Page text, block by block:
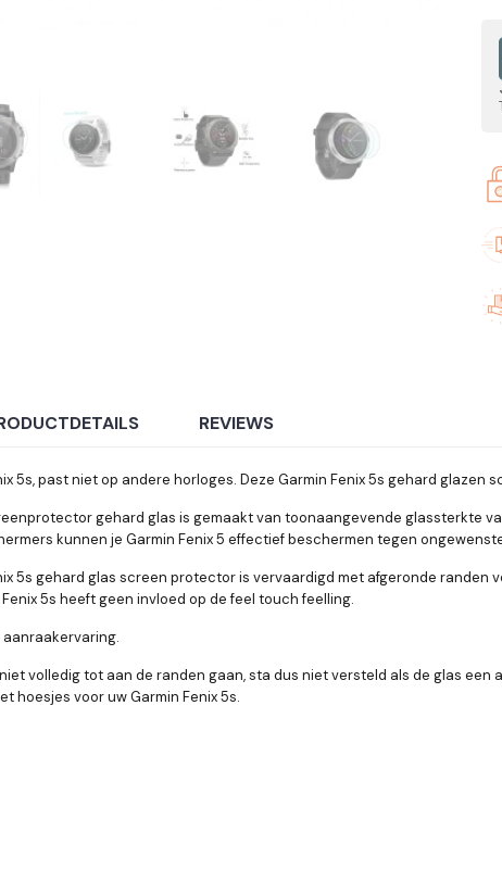
REVIEWS
5s, past niet op andere horloges. Deze Garmin Fenix 5s gehard
gehard glas is gemaakt van toonaangevende glassterkte
kunnen je Garmin Fenix 5 effectief beschermen tegen
5s gehard glas screen protector is vervaardigd met afgeronde
5s heeft geen invloed op de feel touch feelling.
volledig tot aan de randen gaan, sta dus niet versteld als de glas
hoesjes voor uw Garmin Fenix 5s.